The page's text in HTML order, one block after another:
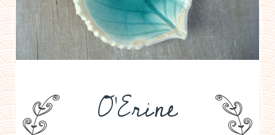
O'Erine
politique de confidentialité